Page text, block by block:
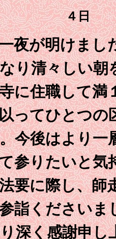
４日
夜が明けまし
り清々しい朝
に住職して満
ってひとつの
今後はより一
参りたいと気
要に際し、師
詣くださいま
深く感謝申し